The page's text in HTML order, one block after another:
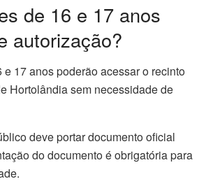
de 16 e 17 anos
autorização?
17 anos poderão acessar o recinto
Hortolândia sem necessidade de
deve portar documento oficial
do documento é obrigatória para